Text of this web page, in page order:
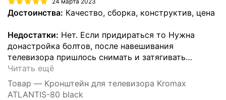
Достоинства: Качество, сборка, конструктив, цена
Недостатки: Нет. Если придираться то Нужна
донастройка болтов, после навешивания
телевизора пришлось снимать и затягивать…
Читать ещё
Товар — Кронштейн для телевизора Kromax
ATLANTIS-80 black